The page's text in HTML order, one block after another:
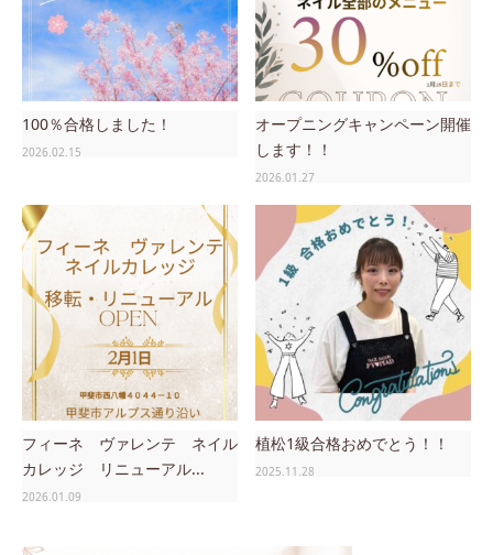
100％合格しました！
2026.02.15
オープニングキャンペーン開催
します！！
2026.01.27
フィーネ ヴァレンテ ネイル
カレッジ リニューアル...
2026.01.09
植松1級合格おめでとう！！
2025.11.28